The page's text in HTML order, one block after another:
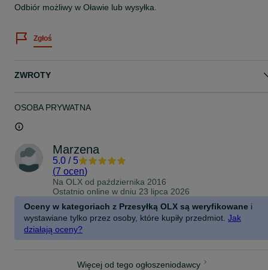
Odbiór możliwy w Oławie lub wysyłka.
Zgłoś
ZWROTY
OSOBA PRYWATNA
Marzena
5.0 / 5
(7 ocen)
Na OLX od października 2016
Ostatnio online w dniu 23 lipca 2026
Oceny w kategoriach z Przesyłką OLX są weryfikowane i
wystawiane tylko przez osoby, które kupiły przedmiot. Jak
działają oceny?
Więcej od tego ogłoszeniodawcy